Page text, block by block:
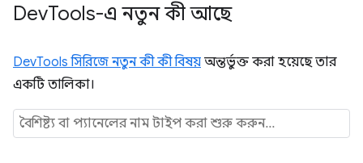
DevTools-এ নতুন কী আছে
DevTools সিরিজে নতুন কী কী বিষয় অন্তর্ভুক্ত করা হয়েছে তার
একটি তালিকা।